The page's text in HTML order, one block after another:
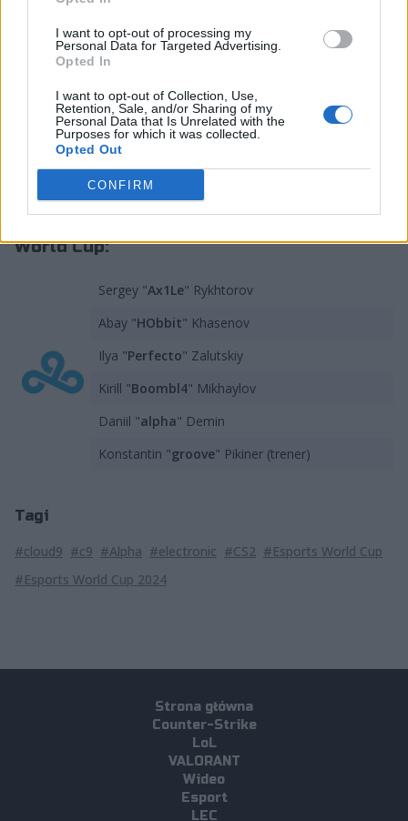
I want to opt-out of processing my
Personal Data for Targeted Advertising.
Opted In
I want to opt-out of Collection, Use,
Retention, Sale, and/or Sharing of my
Personal Data that Is Unrelated with the
Purposes for which it was collected.
Opted Out
CONFIRM
jasne, że nie zdoła na czas znaleźć zastępstwa. Ale
niewykluczone, że to też dopiero początek zmian.
Wszak plotkuje się, że poza ekipą mogą znaleźć się
również Abay "HObbit" Khasenov oraz dotychczasowy
trener, Konstantin "groove" Pikiner. Sama formacja ma
sobie natomiast ostrzyć zęby na Dmitriya "hoocha"
Bogdanova (nowego trenera) oraz przede wszystkim
na Ilyę "m0NESY'EGO" Osipova. Dla snajpera G2
Esports miałaby ona nawet być skłonna rozbić bank.
Skład Cloud9 na eliminacje do Esports
World Cup:
Sergey "Ax1Le" Rykhtorov
Abay "HObbit" Khasenov
Ilya "Perfecto" Zalutskiy
Kirill "Boombl4" Mikhaylov
Daniil "alpha" Demin
Konstantin "groove" Pikiner (trener)
Tagi
#cloud9 #c9 #Alpha #electronic #CS2 #Esports World Cup
#Esports World Cup 2024
Strona główna
Counter-Strike
LoL
VALORANT
Wideo
Esport
LEC